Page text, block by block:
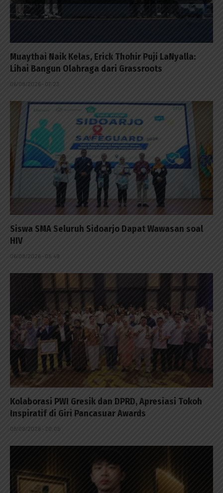
Muaythai Naik Kelas, Erick Thohir Puji LaNyalla:
Lihai Bangun Olahraga dari Grassroots
06/08/2026 - 07:23
Siswa SMA Seluruh Sidoarjo Dapat Wawasan soal
HIV
06/08/2026 - 05:49
Kolaborasi PWI Gresik dan DPRD, Apresiasi Tokoh
Inspiratif di Giri Pancasuar Awards
05/08/2026 - 20:05